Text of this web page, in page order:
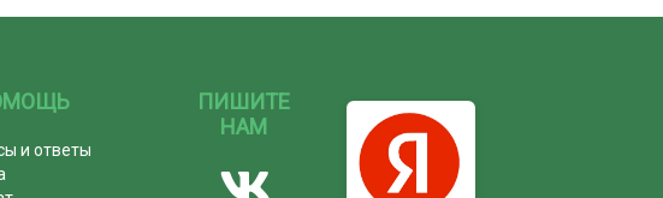
и ответы
ПИШИТЕ
НАМ